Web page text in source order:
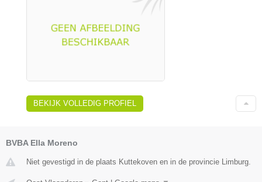
BEKIJK VOLLEDIG PROFIEL
BVBA Ella Moreno
Niet gevestigd in de plaats Kuttekoven en in de provincie Limburg.